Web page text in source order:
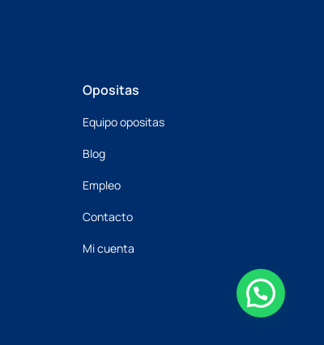
Opositas
Equipo opositas
Blog
Empleo
Contacto
Mi cuenta